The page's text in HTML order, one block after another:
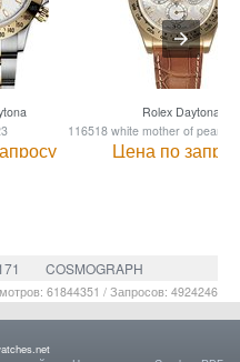
Rolex Daytona
116518 white mother of pearl
Цена по
COSMOGRAPH
61844351 / Запросов: 4924246